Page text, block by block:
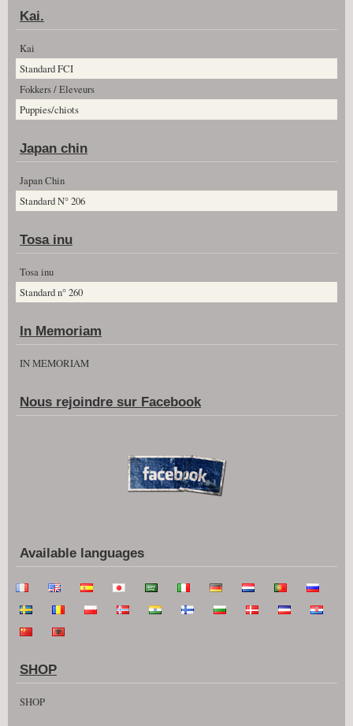
Kai.
Kai
Standard FCI
Fokkers / Eleveurs
Puppies/chiots
Japan chin
Japan Chin
Standard N° 206
Tosa inu
Tosa inu
Standard n° 260
In Memoriam
IN MEMORIAM
Nous rejoindre sur Facebook
Available languages
SHOP
SHOP